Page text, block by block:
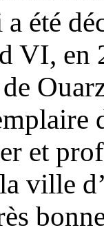
été
VI, en
et
ville